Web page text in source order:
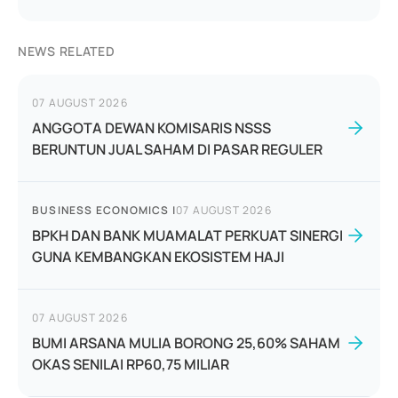
NEWS RELATED
07 AUGUST 2026
ANGGOTA DEWAN KOMISARIS NSSS
BERUNTUN JUAL SAHAM DI PASAR REGULER
BUSINESS ECONOMICS |07 AUGUST 2026
BPKH DAN BANK MUAMALAT PERKUAT SINERGI
GUNA KEMBANGKAN EKOSISTEM HAJI
07 AUGUST 2026
BUMI ARSANA MULIA BORONG 25,60% SAHAM
OKAS SENILAI RP60,75 MILIAR